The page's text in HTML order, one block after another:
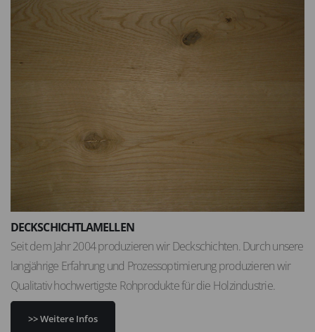
DECKSCHICHTLAMELLEN
Seit dem Jahr 2004 produzieren wir Deckschichten. Durch unsere
langjährige Erfahrung und Prozessoptimierung produzieren wir
Qualitativ hochwertigste Rohprodukte für die Holzindustrie.
>> Weitere Infos